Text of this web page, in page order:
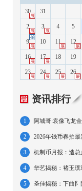
30
展
31
2
展
3
展
4 5
9
拍
展
10 11
展
12
展
16
展
17
展
18 19
23
展
24
展
25
展
26
展
资讯排行
1
2
3
4
5